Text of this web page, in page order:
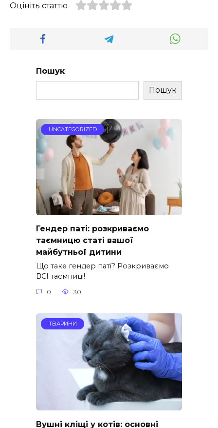
Оцініть статтю
Пошук
Пошук
UNCATEGORIZED
Гендер паті: розкриваємо
таємницю статі вашої
майбутньої дитини
Що таке гендер паті? Розкриваємо
ВСІ таємниці!
0 30
ТВАРИНИ
Вушні кліщі у котів: основні